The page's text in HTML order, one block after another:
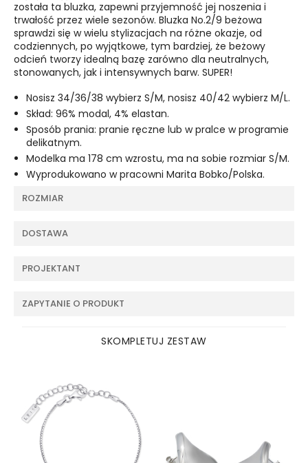
została ta bluzka, zapewni przyjemność jej noszenia i
trwałość przez wiele sezonów. Bluzka No.2/9 beżowa
sprawdzi się w wielu stylizacjach na różne okazje, od
codziennych, po wyjątkowe, tym bardziej, że beżowy
odcień tworzy idealną bazę zarówno dla neutralnych,
stonowanych, jak i intensywnych barw. SUPER!
Nosisz 34/36/38 wybierz S/M, nosisz 40/42 wybierz M/L.
Skład: 96% modal, 4% elastan.
Sposób prania: pranie ręczne lub w pralce w programie
delikatnym.
Modelka ma 178 cm wzrostu, ma na sobie rozmiar S/M.
Wyprodukowano w pracowni Marita Bobko/Polska.
ROZMIAR
DOSTAWA
PROJEKTANT
ZAPYTANIE O PRODUKT
SKOMPLETUJ ZESTAW